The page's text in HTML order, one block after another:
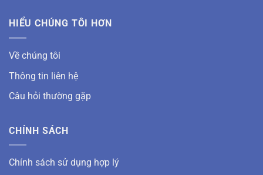
HIỂU CHÚNG TÔI HƠN
Về chúng tôi
Thông tin liên hệ
Câu hỏi thường gặp
CHÍNH SÁCH
Chính sách sử dụng hợp lý